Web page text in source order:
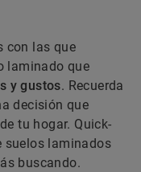
con las que
laminado que
y gustos. Recuerda
decisión que
tu hogar. Quick-
suelos laminados
buscando.